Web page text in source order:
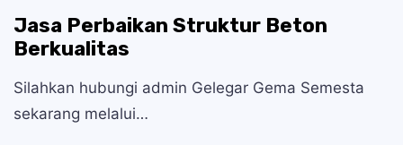
Jasa Perbaikan Struktur Beton
Berkualitas
Silahkan hubungi admin Gelegar Gema Semesta
sekarang melalui…